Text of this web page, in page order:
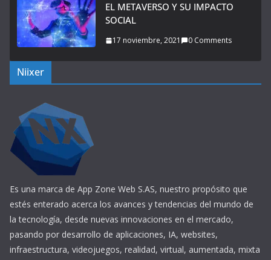
EL METAVERSO Y SU IMPACTO
SOCIAL
17 noviembre, 2021 0 Comments
Niixer
Es una marca de App Zone Web S.AS, nuestro propósito que
estés enterado acerca los avances y tendencias del mundo de
la tecnología, desde nuevas innovaciones en el mercado,
pasando por desarrollo de aplicaciones, IA, websites,
infraestructura, videojuegos, realidad, virtual, aumentada, mixta